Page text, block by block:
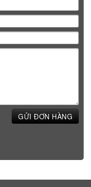
GỬI ĐƠN HÀNG